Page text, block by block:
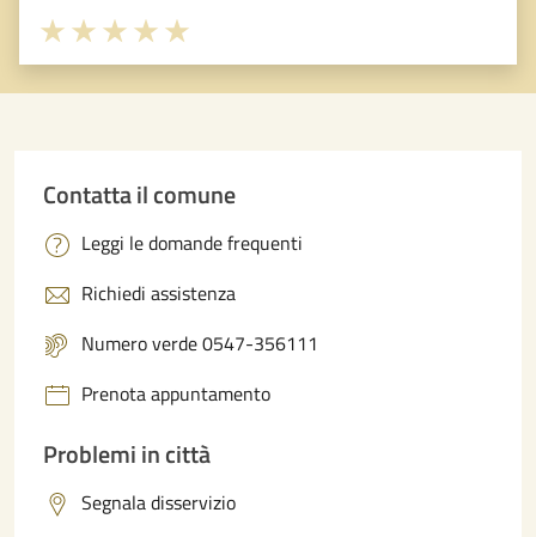
Valuta 5 stelle su 5
Valuta 4 stelle su 5
Valuta 3 stelle su 5
Valuta 2 stelle su 5
Valuta 1 stelle su 5
Contatta il comune
Leggi le domande frequenti
Richiedi assistenza
Numero verde 0547-356111
Prenota appuntamento
Problemi in città
Segnala disservizio